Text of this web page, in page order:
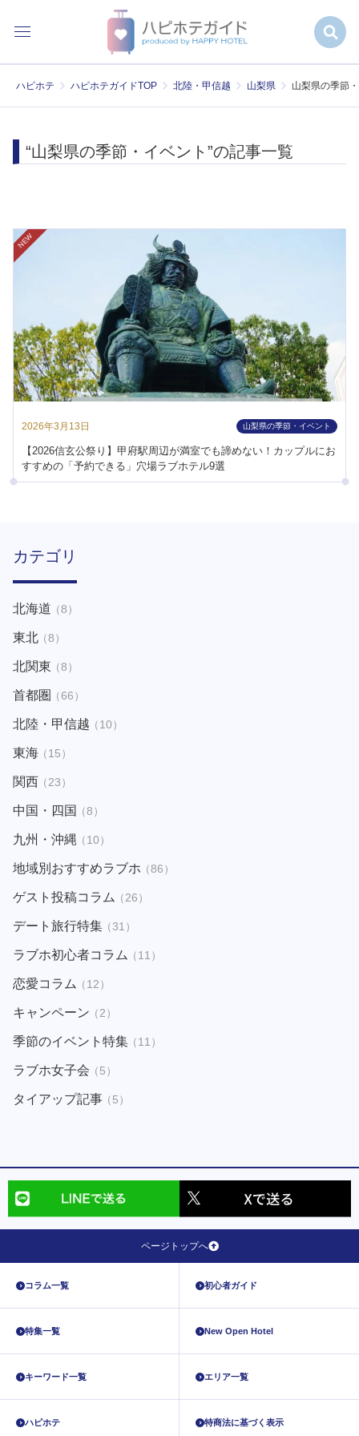
ハピホテ ハピホテガイドTOP 北陸・甲信越 山梨県 山梨県の季節
“山梨県の季節・イベント”の記事一覧
2026年3月13日 山梨県の季節・イベント
【2026信玄公祭り】甲府駅周辺が満室でも諦めない！カップルにお
すすめの「予約できる」穴場ラブホテル9選
NEW
カテゴリ
北海道（8）
東北（8）
北関東（8）
首都圏 （66）
北陸・甲信越（10）
東海（15）
関西 （23）
中国・四国 （8）
九州・沖縄（10）
地域別おすすめラブホ（86）
ゲスト投稿コラム（26）
デート旅行特集（31）
ラブホ初心者コラム（11）
恋愛コラム（12）
キャンペーン（2）
季節のイベント特集（11）
ラブホ女子会（5）
タイアップ記事（5）
ページトップへ
コラム一覧 初心者ガイド
特集一覧 New Open Hotel
キーワード一覧 エリア一覧
ハピホテ 特商法に基づく表示